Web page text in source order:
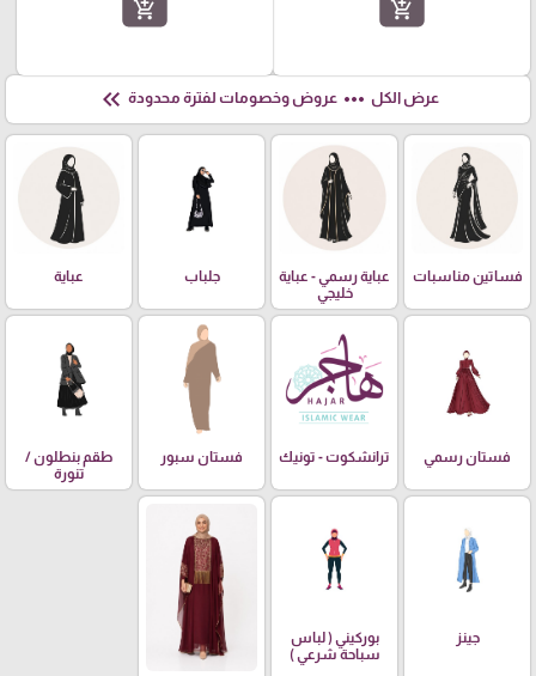
add_shopping_cart
add_shopping_cart
عرض الكل more_horiz عروض وخصومات لفترة محدودة keyboard_double_arrow_left
فساتين مناسبات
عباية رسمي - عباية
خليجي
جلباب عباية
فستان رسمي ترانشكوت - تونيك فستان سبور
طقم بنطلون /
تنورة
جينز
بوركيني ( لباس
سباحة شرعي )